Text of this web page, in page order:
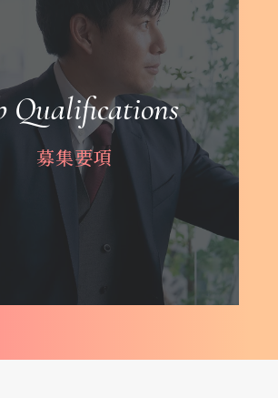
Qualifications
募集要項